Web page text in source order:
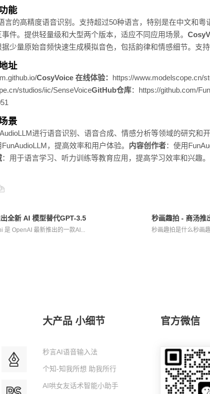
能
言的高精度语音识别。支持超过50种语言，特别是在中文和粤
件。提供轻量级和大型两个版本，适应不同应用场景。
少量原始音频快速生成模拟音色，包括韵律和情感细节。支
址
CosyVoice 在线体验： https://www.modelscope.cn/
studios/iic/SenseVoiceGitHub仓库：https://github.com/
景
进行语音识别、语音合成、情感分析等领域的研究和开
，提高效率和用户体验。 内容创作者：使用
：用于语言学习、听力训练等教育应用，提高学习效率和兴趣。
全新 AI 模型替代GPT-3.5
是 OpenAI 最新推出的一款AI...
秒画趣拍 - 商汤推
秒画趣拍是什么秒画
大产品 小细节
秒言AI语音输入法
个知-知我所想 助我所行
AI哄女友话术智能小助手
官方微信